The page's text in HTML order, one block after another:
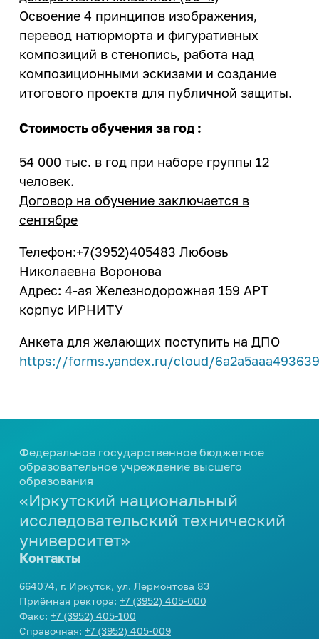
деятельности
Закупки
Информатизация
Кадровая политика
Образовательная деятельность
Правовое обеспечение
Пресс-служба
Режим и безопасность
Спорт
Финансово-экономическая
ИРНИТУ - ОК "Российский
алюминий"
"Иркут"
Целевое обучение
Архив
конструктор»
Общественная жизнь
Профком студентов
Старостат ИРНИТУ
Спорт
Базы отдыха
Спортивный клуб
Карьера и
трудоустройство
Центр карьеры
Трудоустройство студентов
Мероприятия
Творческие коллективы
Профилактика и оздоровление
Патриотика
Библиотека
Менделеевские классы
еще...
Летние профильные школы
Политика обеспечения
гендерного равенства
Профком работников ИРНИТУ
Расписание занятий
обучения ИЗВО
программ магистратуры и
аспирантуры
Личный кабинет преподавателя
Медицинский кабинет
Служба охраны труда
Закон Иркутской области о
ветеранах труда Иркутской
области
Магазин ИРНИТУ:
Освоение 4 принципов изображения,
перевод натюрморта и фигуративных
композиций в стенопись, работа над
композиционными эскизами и создание
итогового проекта для публичной защиты.
Стоимость обучения за год :
54 000 тыс. в год при наборе группы 12
человек.
Договор на обучение заключается в
сентябре
Телефон:+7(3952)405483 Любовь
Николаевна Воронова
Адрес: 4-ая Железнодорожная 159 АРТ
корпус ИРНИТУ
Анкета для желающих поступить на ДПО
https://forms.yandex.ru/cloud/
Федеральное государственное бюджетное
образовательное учреждение высшего
образования
«Иркутский национальный
исследовательский технический
университет»
Контакты
664074, г. Иркутск, ул. Лермонтова 83
Приёмная ректора: +7 (3952) 405-000
Факс: +7 (3952) 405-100
Справочная: +7 (3952) 405-009